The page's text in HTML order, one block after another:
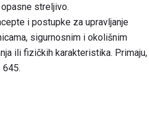
streljivo.
i postupke za upravljanje
sigurnosnim i okolišnim
ili fizičkih karakteristika. Primaju,
645.